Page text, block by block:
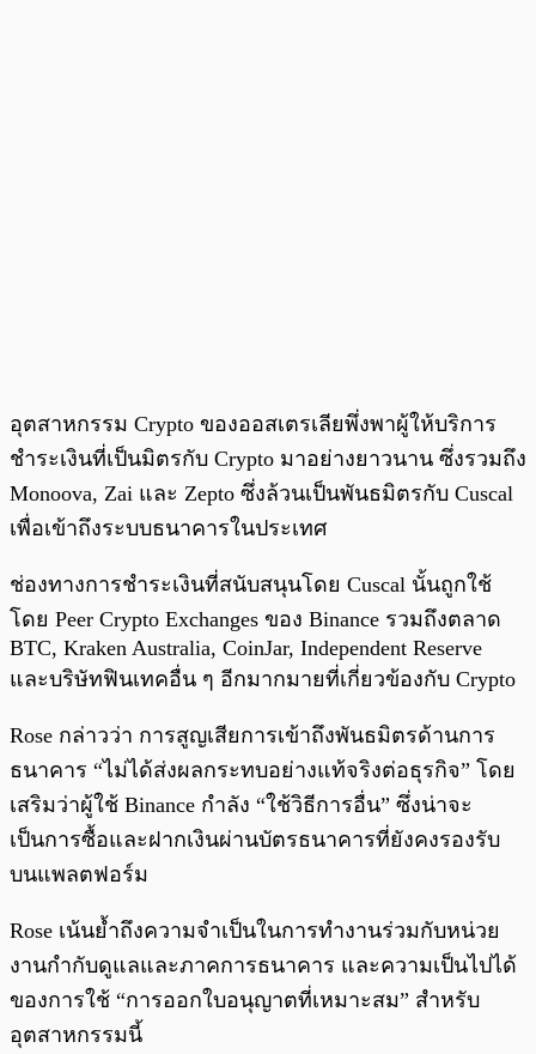
อุตสาหกรรม Crypto ของออสเตรเลียพึ่งพาผู้ให้บริการ
ชำระเงินที่เป็นมิตรกับ Crypto มาอย่างยาวนาน ซึ่งรวมถึง
Monoova, Zai และ Zepto ซึ่งล้วนเป็นพันธมิตรกับ Cuscal
เพื่อเข้าถึงระบบธนาคารในประเทศ
ช่องทางการชำระเงินที่สนับสนุนโดย Cuscal นั้นถูกใช้
โดย Peer Crypto Exchanges ของ Binance รวมถึงตลาด
BTC, Kraken Australia, CoinJar, Independent Reserve
และบริษัทฟินเทคอื่น ๆ อีกมากมายที่เกี่ยวข้องกับ Crypto
Rose กล่าวว่า การสูญเสียการเข้าถึงพันธมิตรด้านการ
ธนาคาร “ไม่ได้ส่งผลกระทบอย่างแท้จริงต่อธุรกิจ” โดย
เสริมว่าผู้ใช้ Binance กำลัง “ใช้วิธีการอื่น” ซึ่งน่าจะ
เป็นการซื้อและฝากเงินผ่านบัตรธนาคารที่ยังคงรองรับ
บนแพลตฟอร์ม
Rose เน้นย้ำถึงความจำเป็นในการทำงานร่วมกับหน่วย
งานกำกับดูแลและภาคการธนาคาร และความเป็นไปได้
ของการใช้ “การออกใบอนุญาตที่เหมาะสม” สำหรับ
อุตสาหกรรมนี้